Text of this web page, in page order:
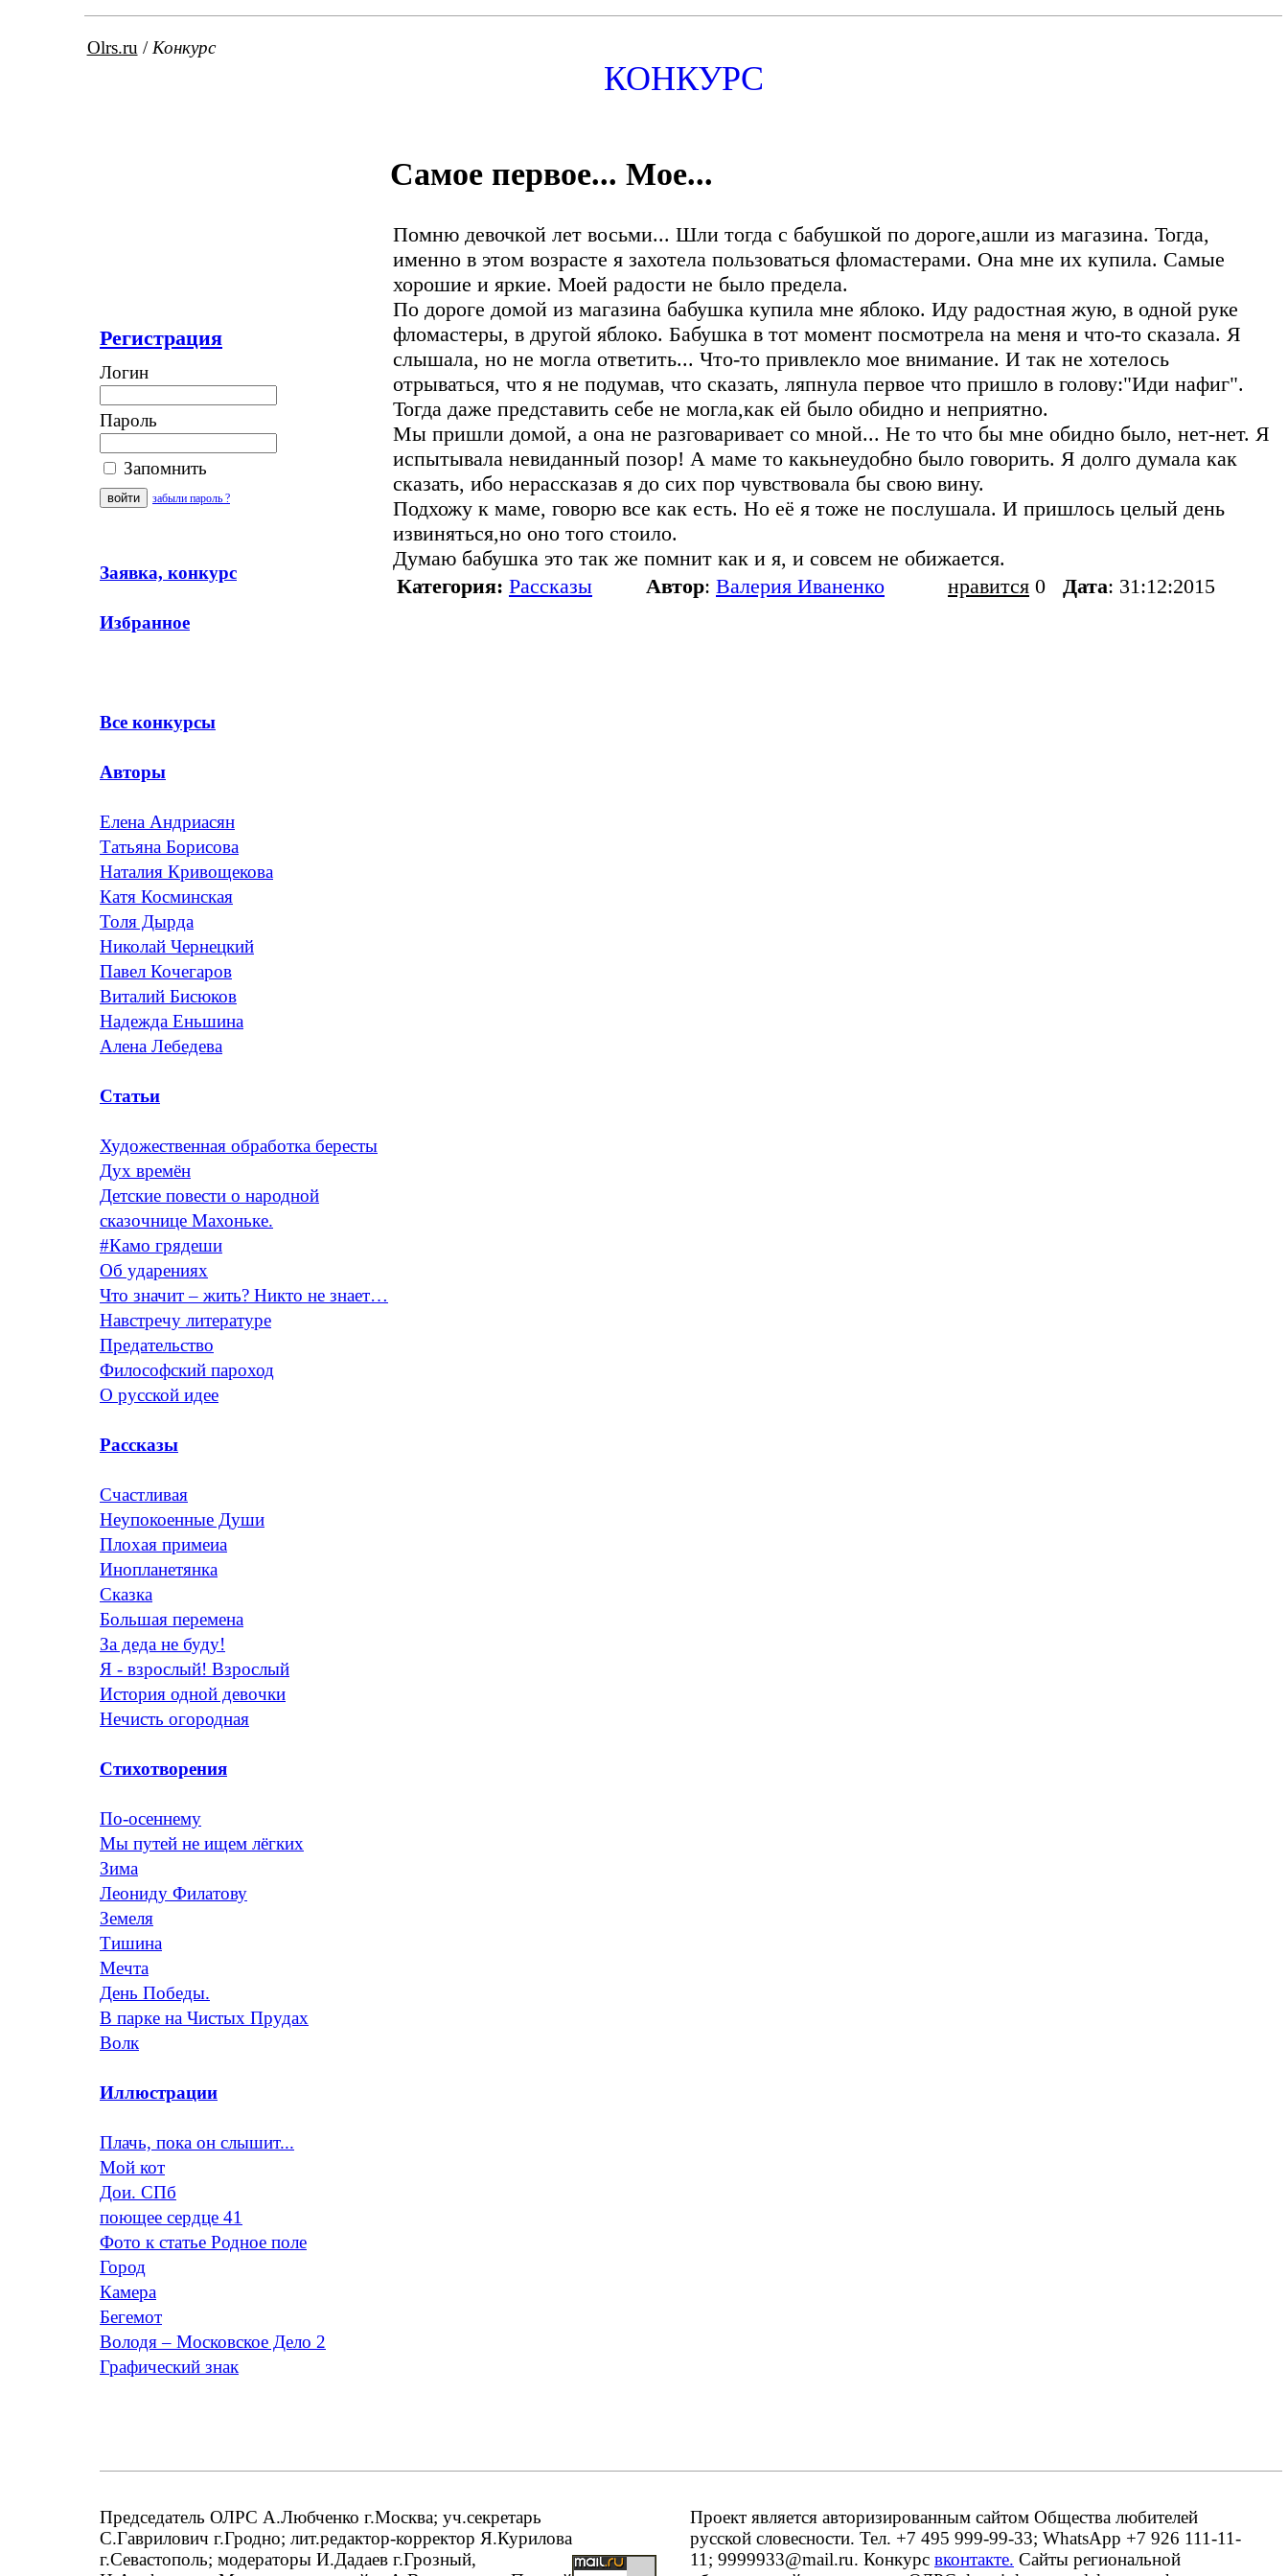
Olrs.ru / Конкурс
КОНКУРС
Регистрация
Логин
Пароль
Запомнить
забыли пароль ?
Заявка, конкурс
Избранное
Все конкурсы
Авторы
Елена Андриасян
Татьяна Борисова
Наталия Кривощекова
Катя Косминская
Толя Дырда
Николай Чернецкий
Павел Кочегаров
Виталий Бисюков
Надежда Еньшина
Алена Лебедева
Статьи
Художественная обработка бересты
Дух времён
Детские повести о народной
сказочнице Махоньке.
#Камо грядеши
Об ударениях
Что значит – жить? Никто не знает…
Навстречу литературе
Предательство
Философский пароход
О русской идее
Рассказы
Счастливая
Неупокоенные Души
Плохая примеиа
Инопланетянка
Сказка
Большая перемена
За деда не буду!
Я - взрослый! Взрослый
История одной девочки
Нечисть огородная
Стихотворения
По-осеннему
Мы путей не ищем лёгких
Зима
Леониду Филатову
Земеля
Тишина
Мечта
День Победы.
В парке на Чистых Прудах
Волк
Иллюстрации
Плачь, пока он слышит...
Мой кот
Дои. СПб
поющее сердце 41
Фото к статье Родное поле
Город
Камера
Бегемот
Володя – Московское Дело 2
Графический знак
Самое первое... Мое...
Помню девочкой лет восьми... Шли тогда с бабушкой по дороге,ашли из магазина. Тогда,
именно в этом возрасте я захотела пользоваться фломастерами. Она мне их купила. Самые
хорошие и яркие. Моей радости не было предела.
По дороге домой из магазина бабушка купила мне яблоко. Иду радостная жую, в одной руке
фломастеры, в другой яблоко. Бабушка в тот момент посмотрела на меня и что-то сказала. Я
слышала, но не могла ответить... Что-то привлекло мое внимание. И так не хотелось
отрываться, что я не подумав, что сказать, ляпнула первое что пришло в голову:"Иди нафиг".
Тогда даже представить себе не могла,как ей было обидно и неприятно.
Мы пришли домой, а она не разговаривает со мной... Не то что бы мне обидно было, нет-нет. Я
испытывала невиданный позор! А маме то какьнеудобно было говорить. Я долго думала как
сказать, ибо нерассказав я до сих пор чувствовала бы свою вину.
Подхожу к маме, говорю все как есть. Но её я тоже не послушала. И пришлось целый день
извиняться,но оно того стоило.
Думаю бабушка это так же помнит как и я, и совсем не обижается.
Категория: Рассказы Автор: Валерия Иваненко нравится 0 Дата: 31:12:2015
Председатель ОЛРС А.Любченко г.Москва; уч.секретарь
С.Гаврилович г.Гродно; лит.редактор-корректор Я.Курилова
г.Севастополь; модераторы И.Дадаев г.Грозный,
Проект является авторизированным сайтом Общества любителей
русской словесности. Тел. +7 495 999-99-33; WhatsApp +7 926 111-11-
11; 9999933@mail.ru. Конкурс вконтакте. Сайты региональной